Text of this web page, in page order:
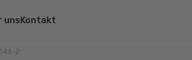
uns
Viona
Kontakt
2